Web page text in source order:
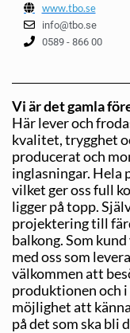
www.tbo.se
info@tbo.se
0589 - 866 00
Vi är det gamla
Här lever och
kvalitet, trygghet
producerat och
inglasningar. Hela
vilket ger oss full
ligger på topp.
projektering till
balkong. Som
med oss som
välkommen att
produktionen och
möjlighet att
på det som ska bli